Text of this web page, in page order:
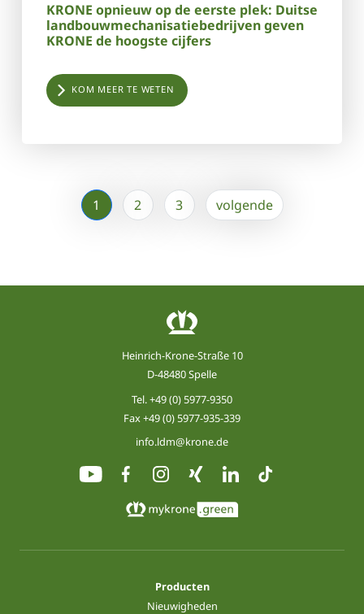
KRONE opnieuw op de eerste plek: Duitse
landbouwmechanisatiebedrijven geven
KRONE de hoogste cijfers
KOM MEER TE WETEN
1 2 3 volgende
Heinrich-Krone-Straße 10
D-48480 Spelle
Tel.+49 (0) 5977-9350
Fax +49 (0) 5977-935-339
info.ldm@krone.de
Producten
Nieuwigheden